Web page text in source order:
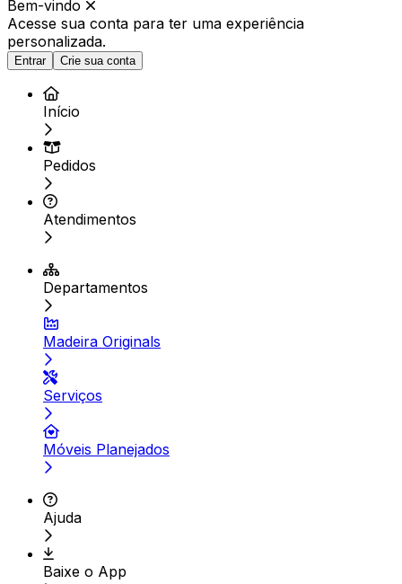
Bem-vindo
Acesse sua conta para ter uma experiência
personalizada.
Entrar Crie sua conta
Início
Pedidos
Atendimentos
Departamentos
Madeira Originals
Serviços
Móveis Planejados
Ajuda
Baixe o App